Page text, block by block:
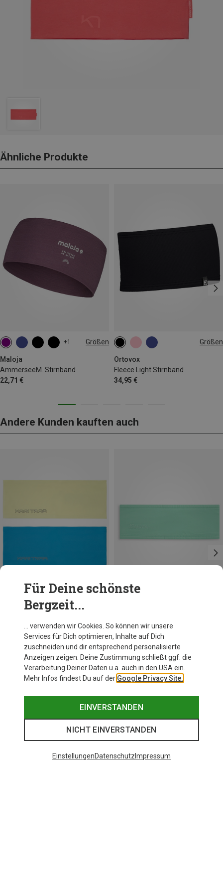
Ähnliche Produkte
+1 Größen
Maloja
AmmerseeM. Stirnband
22,71 €
ONE SIZE Größen
Ortovox
Fleece Light Stirnband
34,95 €
ONE SIZE
Andere Kunden kauften auch
Du sparst 36%
Für Deine schönste
Bergzeit...
… verwenden wir Cookies. So können wir unsere
Services für Dich optimieren, Inhalte auf Dich
zuschneiden und dir entsprechend personalisierte
Anzeigen zeigen. Deine Zustimmung schließt ggf. die
Verarbeitung Deiner Daten u.a. auch in den USA ein.
Mehr Infos findest Du auf der Google Privacy Site.
EINVERSTANDEN
NICHT EINVERSTANDEN
EinstellungenDatenschutz Impressum